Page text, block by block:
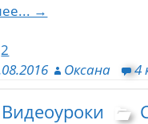
→
2
Оксана 4
Видеоуроки